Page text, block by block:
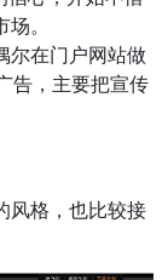
。
尔在门户网站做
告，主要把宣传
风格，也比较接